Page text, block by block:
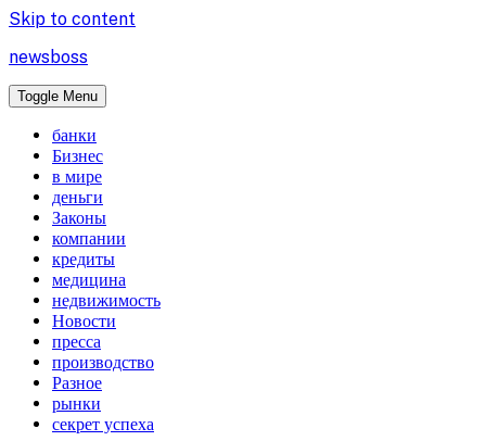
Skip to content
newsboss
Toggle Menu
банки
Бизнес
в мире
деньги
Законы
компании
кредиты
медицина
недвижимость
Новости
пресса
производство
Разное
рынки
секрет успеха